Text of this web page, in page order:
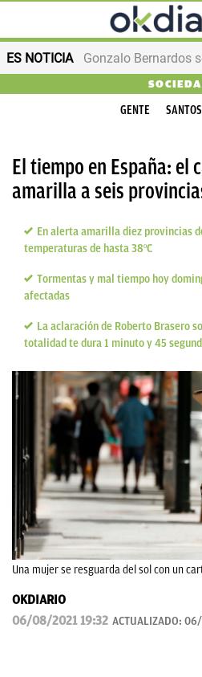
ES NOTICIA Gonzalo Bernardos
GENTE
El tiempo en España: el
amarilla a seis
En alerta amarilla diez provincias
temperaturas de hasta 38ºC
Tormentas y mal tiempo hoy
afectadas
La aclaración de Roberto Brasero
totalidad te dura 1 minuto y 45
Una mujer se resguarda del sol con un
OKDIARIO
06/08/2021 19:32 ACTUALIZADO: 06/